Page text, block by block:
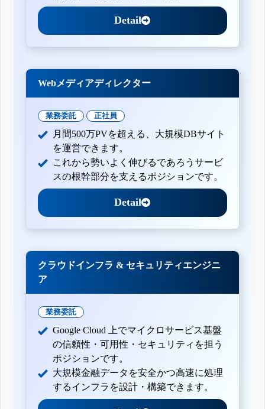
Detail
Webメディアディレクター
業務委託 正社員
月間500万PVを超える、大規模DBサイト
を運営できます。
これから勢いよく伸びるであろうサービ
スの根幹部分を支えるポジションです。
Detail
クラウドインフラ & セキュリティエンジニ
ア
業務委託
Google Cloud 上でマイクロサービス基盤
の信頼性・可用性・セキュリティを担う
ポジションです。
大規模金融データを安全かつ高速に処理
するインフラを設計・構築できます。